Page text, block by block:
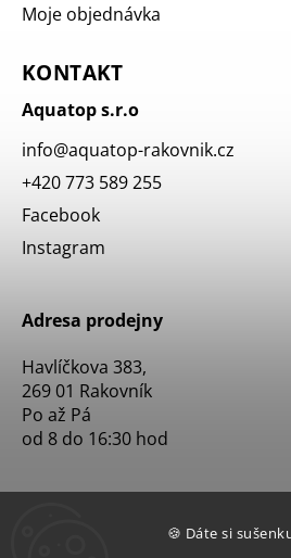
🍪 Dáte si
Moje objednávka
KONTAKT
Aquatop s.r.o
info@aquatop-rakovnik.cz
+420 773 589 255
Facebook
Instagram
Adresa prodejny
Havlíčkova 383,
269 01 Rakovník
Po až Pá
od 8 do 16:30 hod